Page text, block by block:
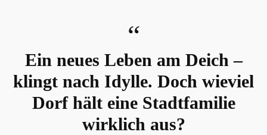
Ein neues Leben am Deich –
klingt nach Idylle. Doch wieviel
Dorf hält eine Stadtfamilie
wirklich aus?